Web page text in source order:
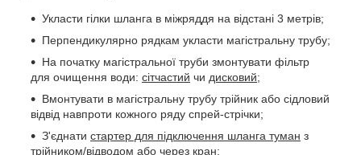
Укласти гілки шланга в міжряддя на відстані 3 метрів;
Перпендикулярно рядкам укласти магістральну трубу;
На початку магістральної труби змонтувати фільтр
для очищення води: сітчастий чи дисковий;
Вмонтувати в магістральну трубу трійник або сідловий
відвід навпроти кожного ряду спрей-стрічки;
З'єднати стартер для підключення шланга туман з
трійником/відводом або через кран;